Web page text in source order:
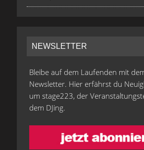
NEWSLETTER
Bleibe auf dem Laufenden mit
Newsletter. Hier erfährst du
um stage223, der
dem DJing.